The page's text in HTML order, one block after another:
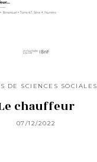
DE SCIENCES SOCIALES
chauffeur
07/12/2022